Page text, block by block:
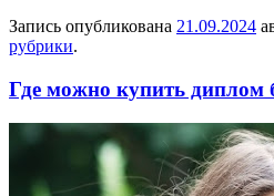
Запись опубликована 21.09.2024
рубрики.
Где можно купить диплом